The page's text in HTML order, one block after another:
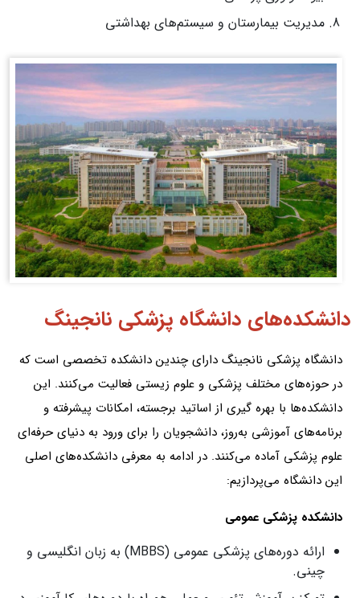
مدیریت بیمارستان و سیستم‌های بهداشتی
دانشکده‌های دانشگاه پزشکی نانجینگ
دانشگاه پزشکی نانجینگ دارای چندین دانشکده تخصصی است که
در حوزه‌های مختلف پزشکی و علوم زیستی فعالیت می‌کنند. این
دانشکده‌ها با بهره‌ گیری از اساتید برجسته، امکانات پیشرفته و
برنامه‌های آموزشی به‌روز، دانشجویان را برای ورود به دنیای حرفه‌ای
علوم پزشکی آماده می‌کنند. در ادامه به معرفی دانشکده‌های اصلی
این دانشگاه می‌پردازیم:
دانشکده پزشکی عمومی
ارائه دوره‌های پزشکی عمومی (MBBS) به زبان انگلیسی و
چینی.